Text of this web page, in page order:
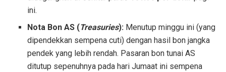
ini.
Nota Bon AS (Treasuries): Menutup minggu ini (yang
dipendekkan sempena cuti) dengan hasil bon jangka
pendek yang lebih rendah. Pasaran bon tunai AS
ditutup sepenuhnya pada hari Jumaat ini sempena